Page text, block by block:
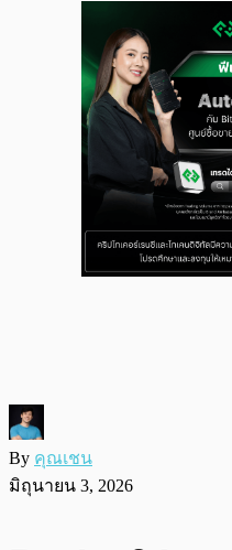
By คุณเชน
มิถุนายน 3, 2026